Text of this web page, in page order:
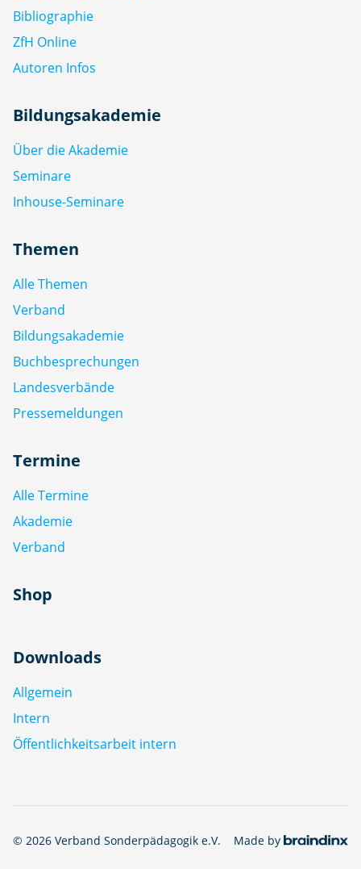
Bibliographie
ZfH Online
Autoren Infos
Bildungsakademie
Über die Akademie
Seminare
Inhouse-Seminare
Themen
Alle Themen
Verband
Bildungsakademie
Buchbesprechungen
Landesverbände
Pressemeldungen
Termine
Alle Termine
Akademie
Verband
Shop
Downloads
Allgemein
Intern
Öffentlichkeitsarbeit intern
© 2026 Verband Sonderpädagogik e.V. Made by